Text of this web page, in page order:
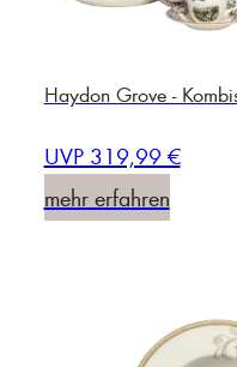
Haydon Grove -
UVP 319,99 €
mehr erfahren